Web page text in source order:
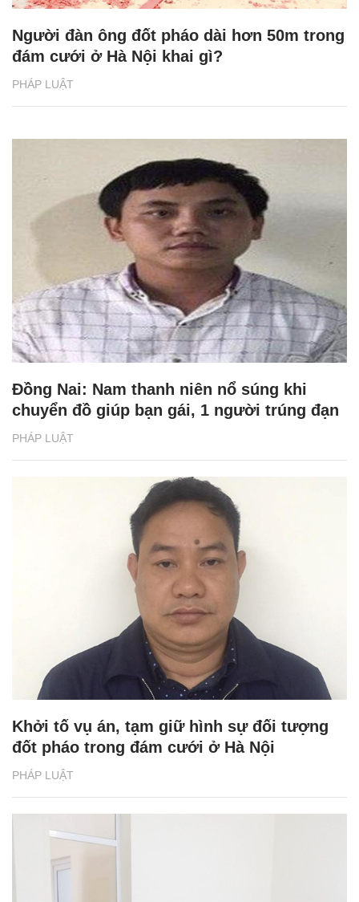
PHÁP LUẬT
Người đàn ông đốt pháo dài hơn 50m trong
đám cưới ở Hà Nội khai gì?
PHÁP LUẬT
Đồng Nai: Nam thanh niên nổ súng khi
chuyển đồ giúp bạn gái, 1 người trúng đạn
PHÁP LUẬT
Khởi tố vụ án, tạm giữ hình sự đối tượng
đốt pháo trong đám cưới ở Hà Nội